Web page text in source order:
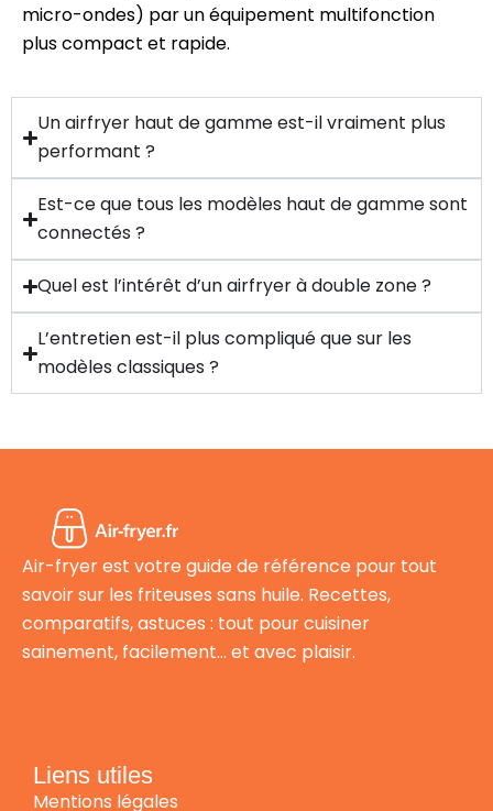
micro-ondes) par un équipement multifonction
plus compact et rapide.
Un airfryer haut de gamme est-il vraiment plus
performant ?
Est-ce que tous les modèles haut de gamme sont
connectés ?
Quel est l’intérêt d’un airfryer à double zone ?
L’entretien est-il plus compliqué que sur les
modèles classiques ?
Air-fryer est votre guide de référence pour tout
savoir sur les friteuses sans huile. Recettes,
comparatifs, astuces : tout pour cuisiner
sainement, facilement… et avec plaisir.
Liens utiles
Mentions légales